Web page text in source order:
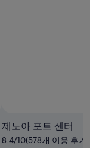
제노아 포트 센터
8.4/10(578개 이용 후기)